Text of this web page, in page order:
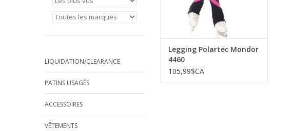
LIQUIDATION/CLEARANCE
PATINS USAGÉS
ACCESSOIRES
VÊTEMENTS
Legging Polartec Mondor
4460
105,99$CA